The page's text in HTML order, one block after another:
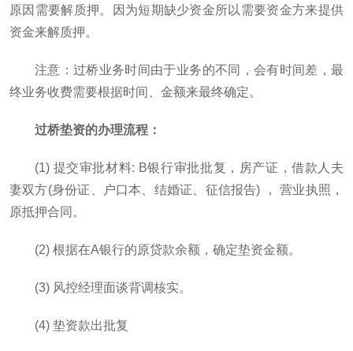
原因需要解质押。因为短期缺少资金所以需要资金方来提供
资金来解质押。
注意：过桥业务时间由于业务的不同，会有时间差，最
终业务收费需要根据时间、金额来最终确定。
过桥垫资的办理流程：
(1) 提交审批材料: B银行审批批复，房产证，借款人夫
妻双方(身份证、户口本、结婚证、征信报告) ， 营业执照，
原抵押合同。
(2) 根据在A银行的原贷款余额，确定垫资金额。
(3) 风控经理面谈背调核实。
(4) 垫资款出批复